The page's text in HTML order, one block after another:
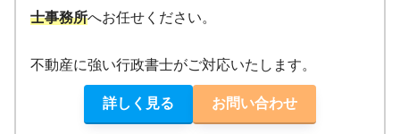
士事務所へお任せください。
不動産に強い行政書士がご対応いたします。
詳しく見る お問い合わせ